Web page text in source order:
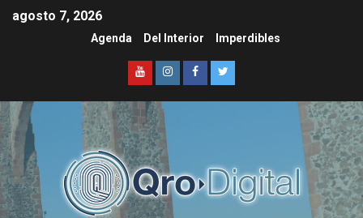
agosto 7, 2026
Agenda Del Interior Imperdibles